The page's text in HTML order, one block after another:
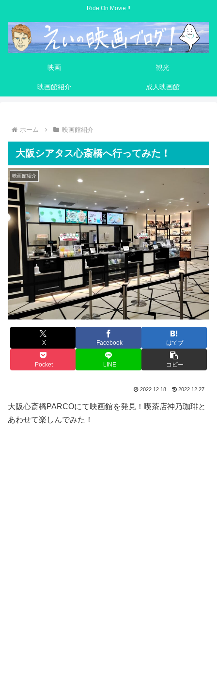
Ride On Movie !!
映画 観光
映画館紹介 成人映画館
ホーム 映画館紹介
大阪シアタス心斎橋へ行ってみた！
映画館紹介
X Facebook はてブ
Pocket LINE コピー
2022.12.18 2022.12.27
大阪心斎橋PARCOにて映画館を発見！喫茶店神乃珈琲と
あわせて楽しんでみた！